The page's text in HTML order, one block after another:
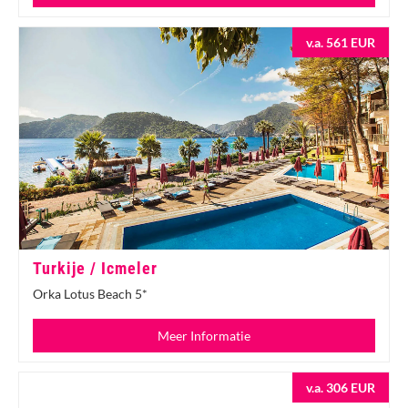
v.a. 561 EUR
Turkije / Icmeler
Orka Lotus Beach 5*
Meer Informatie
v.a. 306 EUR